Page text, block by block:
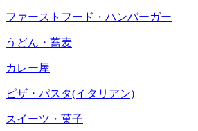
ファーストフード・ハンバーガー
うどん・蕎麦
カレー屋
ピザ・パスタ(イタリアン)
スイーツ・菓子